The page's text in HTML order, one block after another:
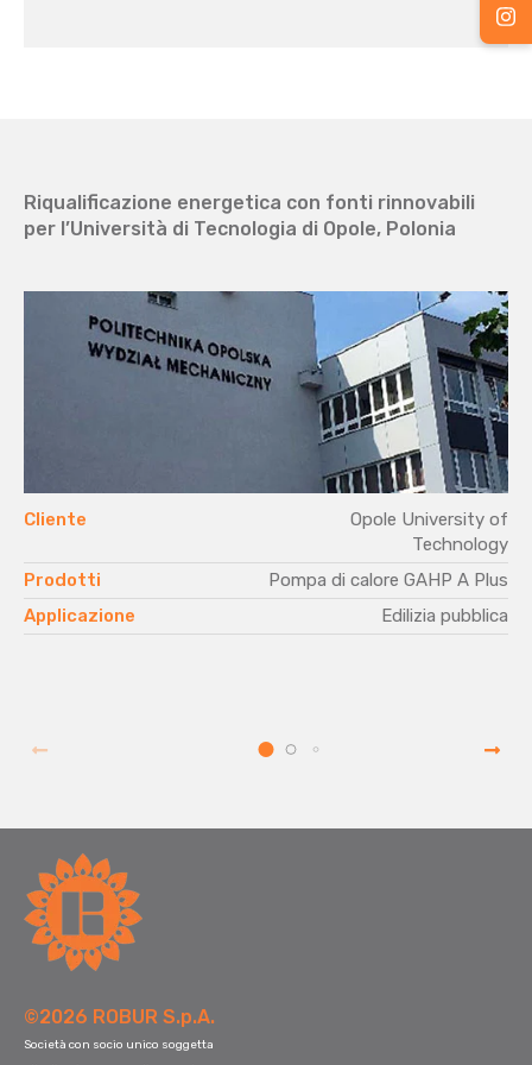
Riqualificazione energetica con fonti rinnovabili
per l’Università di Tecnologia di Opole, Polonia
Cliente
Opole University of
Technology
Prodotti
Pompa di calore GAHP A Plus
Applicazione
Edilizia pubblica
©2026 ROBUR S.p.A.
Società con socio unico soggetta